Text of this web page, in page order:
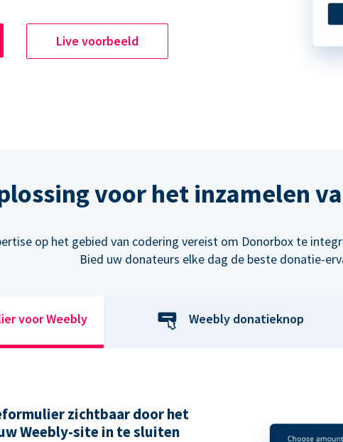
Live voorbeeld
voor het inzamelen
op het gebied van codering vereist om Donorbox te
Bied uw donateurs elke dag de beste donatie-
voor Weebly Weebly donatieknop
zichtbaar door het
Weebly-site in te sluiten